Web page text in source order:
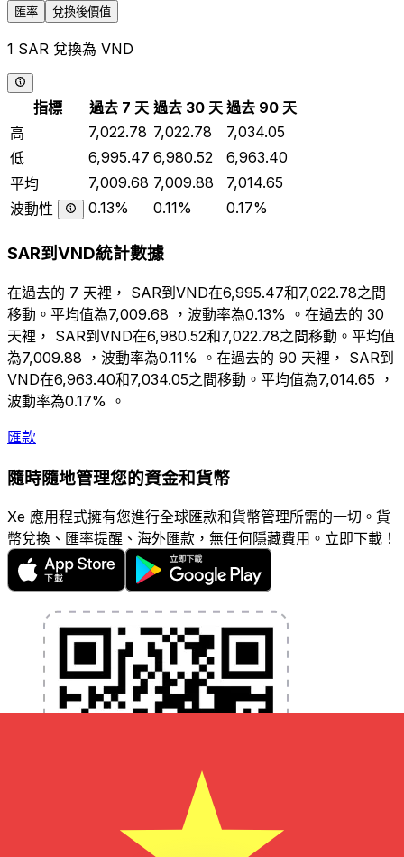
匯率 兌換後價值
1 SAR 兌換為 VND
指標 過去 7 天 過去 30 天 過去 90 天
高
7,022.78 7,022.78
7,034.05
低
6,995.47 6,980.52
6,963.40
平均
7,009.68 7,009.88
7,014.65
波動性
0.13% 0.11% 0.17%
SAR到VND統計數據
在過去的 7 天裡， SAR到VND在6,995.47和7,022.78之間
移動。平均值為7,009.68 ，波動率為0.13% 。在過去的 30
天裡， SAR到VND在6,980.52和7,022.78之間移動。平均值
為7,009.88 ，波動率為0.11% 。在過去的 90 天裡， SAR到
VND在6,963.40和7,034.05之間移動。平均值為7,014.65 ，
波動率為0.17% 。
匯款
隨時隨地管理您的資金和貨幣
Xe 應用程式擁有您進行全球匯款和貨幣管理所需的一切。貨
幣兌換、匯率提醒、海外匯款，無任何隱藏費用。立即下載！